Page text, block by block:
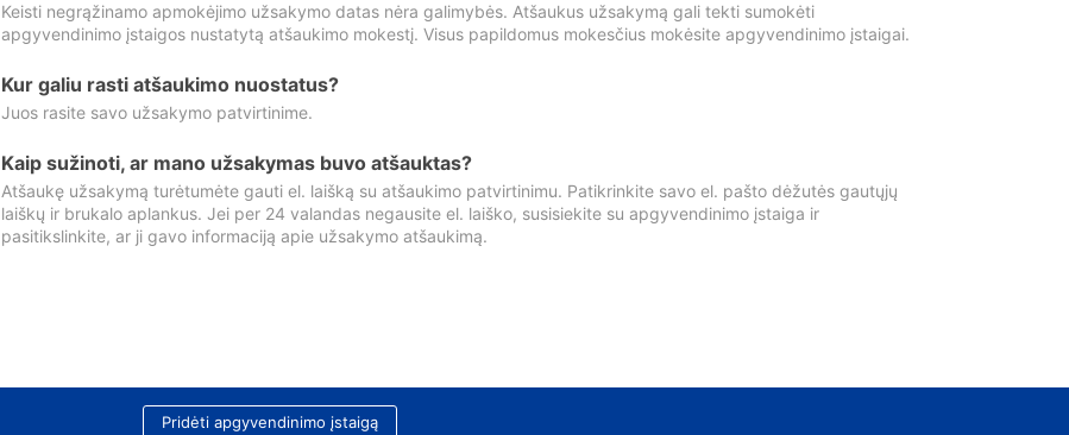
Keisti negrąžinamo apmokėjimo užsakymo datas nėra galimybės. Atšaukus užsakymą gali tekti sumokėti
apgyvendinimo įstaigos nustatytą atšaukimo mokestį. Visus papildomus mokesčius mokėsite apgyvendinimo įstaigai.
Kur galiu rasti atšaukimo nuostatus?
Juos rasite savo užsakymo patvirtinime.
Kaip sužinoti, ar mano užsakymas buvo atšauktas?
Atšaukę užsakymą turėtumėte gauti el. laišką su atšaukimo patvirtinimu. Patikrinkite savo el. pašto dėžutės gautųjų
laiškų ir brukalo aplankus. Jei per 24 valandas negausite el. laiško, susisiekite su apgyvendinimo įstaiga ir
pasitikslinkite, ar ji gavo informaciją apie užsakymo atšaukimą.
Pridėti apgyvendinimo įstaigą